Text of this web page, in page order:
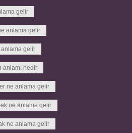
gelir
anlama gelir
gelir
anlamı nedir
ne anlama gelir
ne anlama gelir
ne anlama gelir